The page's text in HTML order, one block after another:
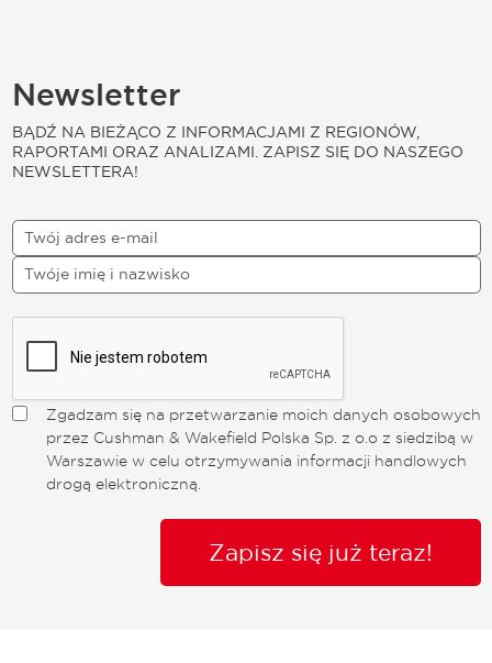
Newsletter
BĄDŹ NA BIEŻĄCO Z INFORMACJAMI Z REGIONÓW,
RAPORTAMI ORAZ ANALIZAMI. ZAPISZ SIĘ DO NASZEGO
NEWSLETTERA!
Zgadzam się na przetwarzanie moich danych osobowych
przez Cushman & Wakefield Polska Sp. z o.o z siedzibą w
Warszawie w celu otrzymywania informacji handlowych
drogą elektroniczną.
Zapisz się już teraz!